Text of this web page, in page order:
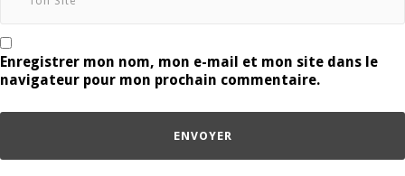
Enregistrer mon nom, mon e-mail et mon site dans le
navigateur pour mon prochain commentaire.